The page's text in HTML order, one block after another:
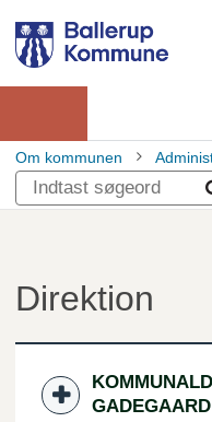
hovedindhold
Primær
Brødkrumme
Om kommunen
Direktion